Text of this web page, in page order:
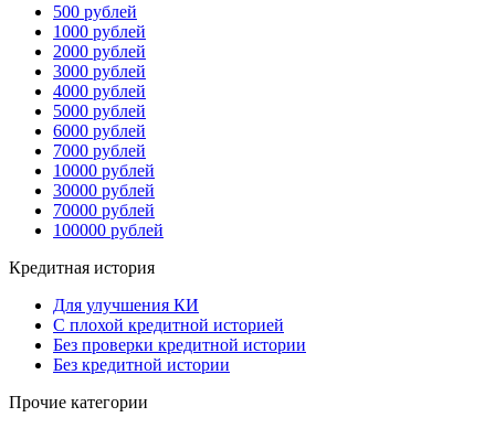
500 рублей
1000 рублей
2000 рублей
3000 рублей
4000 рублей
5000 рублей
6000 рублей
7000 рублей
10000 рублей
30000 рублей
70000 рублей
100000 рублей
Кредитная история
Для улучшения КИ
С плохой кредитной историей
Без проверки кредитной истории
Без кредитной истории
Прочие категории